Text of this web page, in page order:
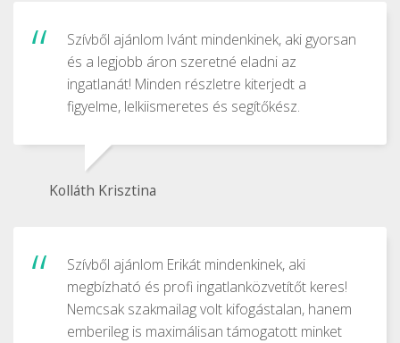
Szívből ajánlom Ivánt mindenkinek, aki gyorsan
és a legjobb áron szeretné eladni az
ingatlanát! Minden részletre kiterjedt a
figyelme, lelkiismeretes és segítőkész.
Kolláth Krisztina
Szívből ajánlom Erikát mindenkinek, aki
megbízható és profi ingatlanközvetítőt keres!
Nemcsak szakmailag volt kifogástalan, hanem
emberileg is maximálisan támogatott minket